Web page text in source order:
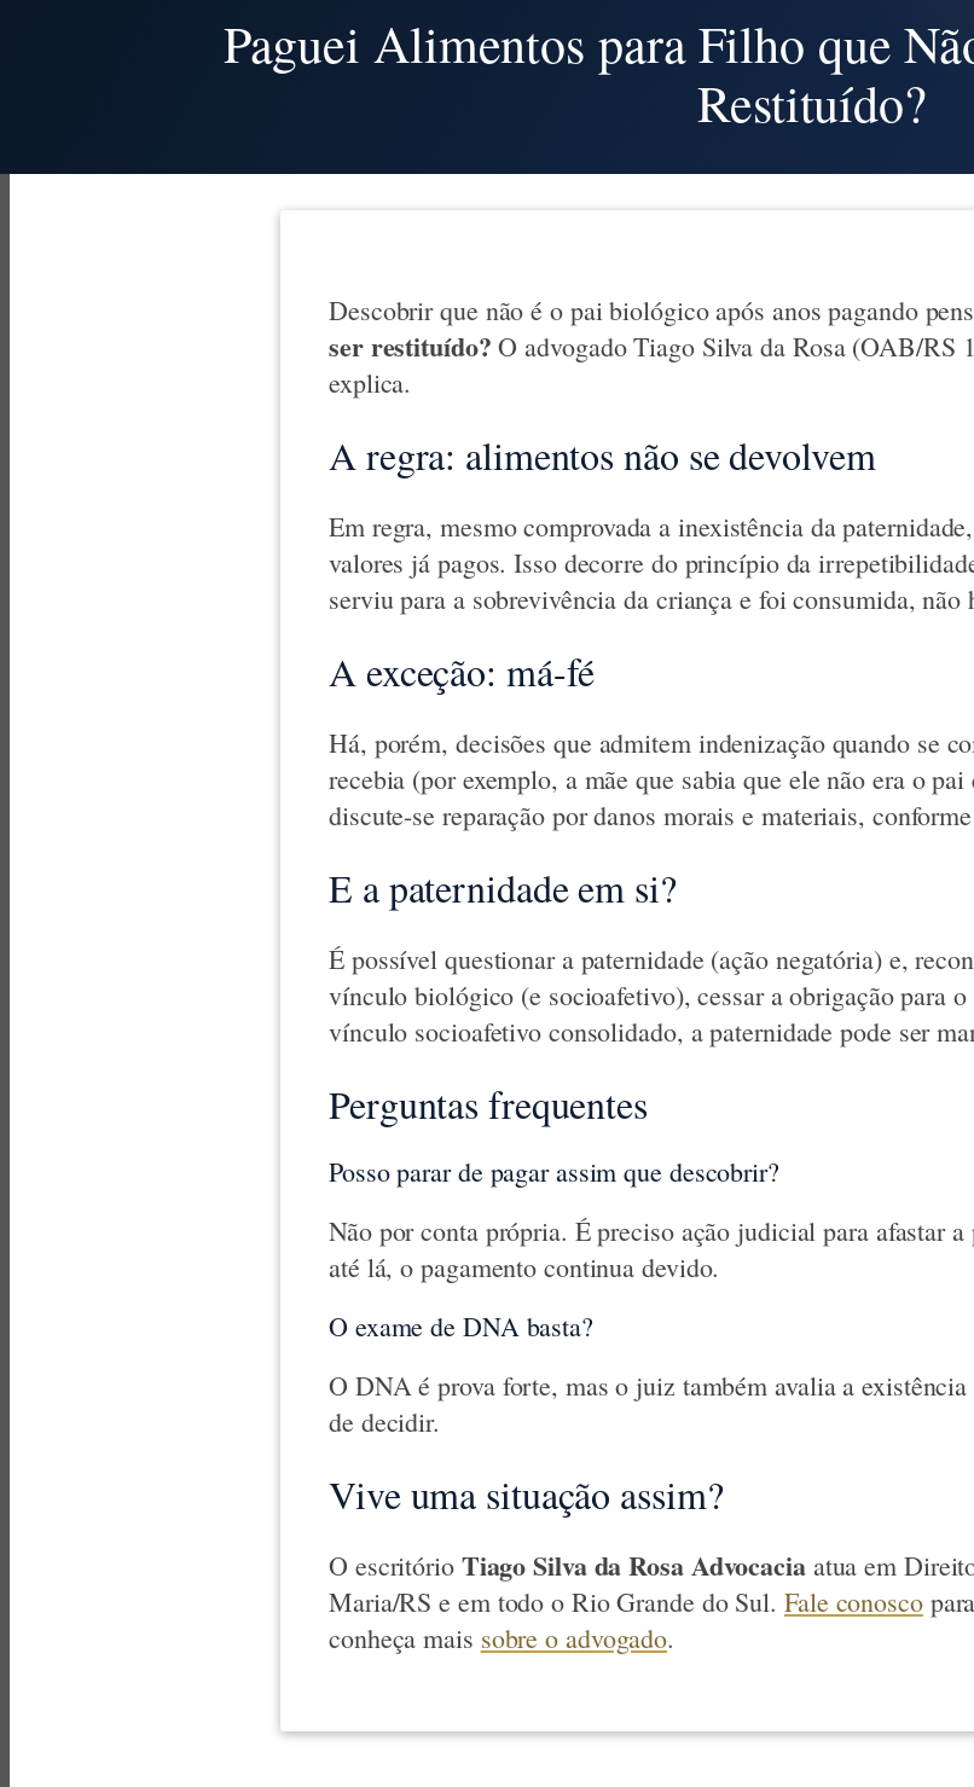
Paguei Alimentos para Filho que
Restituído?
Descobrir que não é o pai biológico após anos pagando
ser restituído? O advogado Tiago Silva da Rosa (OAB/RS
explica.
A regra: alimentos não se devolvem
Em regra, mesmo comprovada a inexistência da
valores já pagos. Isso decorre do princípio da
serviu para a sobrevivência da criança e foi consumida, não
A exceção: má-fé
Há, porém, decisões que admitem indenização quando se
recebia (por exemplo, a mãe que sabia que ele não era o
discute-se reparação por danos morais e materiais,
E a paternidade em si?
É possível questionar a paternidade (ação negatória) e,
vínculo biológico (e socioafetivo), cessar a obrigação para
vínculo socioafetivo consolidado, a paternidade pode ser
Perguntas frequentes
Posso parar de pagar assim que descobrir?
Não por conta própria. É preciso ação judicial para afastar a
até lá, o pagamento continua devido.
O exame de DNA basta?
O DNA é prova forte, mas o juiz também avalia a
de decidir.
Vive uma situação assim?
O escritório Tiago Silva da Rosa Advocaciaatua em
Maria/RS e em todo o Rio Grande do Sul. Fale conosco
conheça mais sobre o advogado.